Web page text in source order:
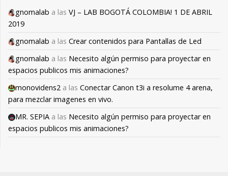
gnomalab a las VJ – LAB BOGOTÁ COLOMBIA! 1 DE ABRIL
2019
gnomalab a las Crear contenidos para Pantallas de Led
gnomalab a las Necesito algún permiso para proyectar en
espacios publicos mis animaciones?
monovidens2 a las Conectar Canon t3i a resolume 4 arena,
para mezclar imagenes en vivo.
MR. SEPIA a las Necesito algún permiso para proyectar en
espacios publicos mis animaciones?